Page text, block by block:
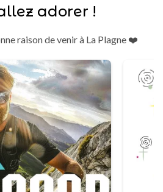
adorer !
raison de venir à La Plagne ❤️